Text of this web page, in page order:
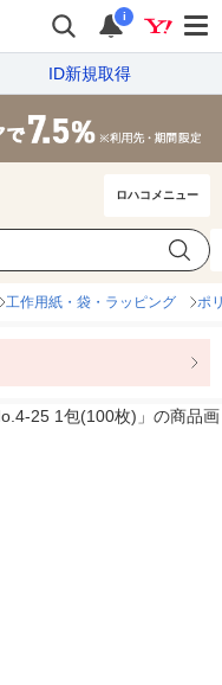
i
ID新規取得
ロハコメニュー
工作用紙・袋・ラッピング ポ